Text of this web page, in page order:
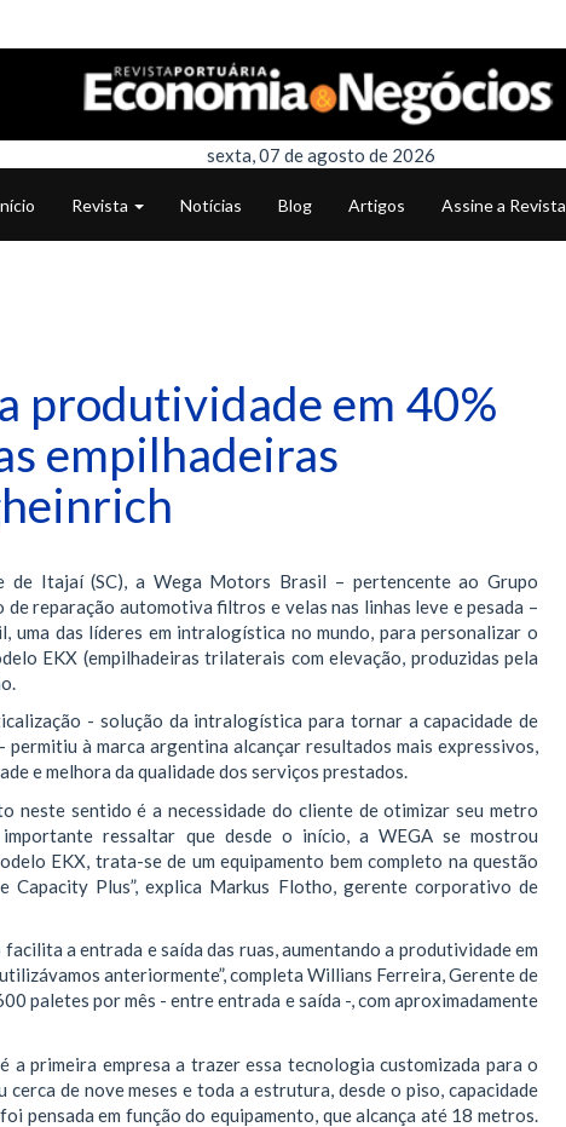
sexta, 07 de agosto de 2026
Revista Notícias Blog Artigos Assine a Revista
produtividade em 40%
empilhadeiras
de Itajaí (SC), a Wega Motors Brasil – pertencente ao Grupo
reparação automotiva filtros e velas nas linhas leve e pesada –
uma das líderes em intralogística no mundo, para personalizar o
EKX (empilhadeiras trilaterais com elevação, produzidas pela
- solução da intralogística para tornar a capacidade de
à marca argentina alcançar resultados mais expressivos,
e melhora da qualidade dos serviços prestados.
neste sentido é a necessidade do cliente de otimizar seu metro
ressaltar que desde o início, a WEGA se mostrou
EKX, trata-se de um equipamento bem completo na questão
Capacity Plus”, explica Markus Flotho, gerente corporativo de
a entrada e saída das ruas, aumentando a produtividade em
anteriormente”, completa Willians Ferreira, Gerente de
paletes por mês - entre entrada e saída -, com aproximadamente
a primeira empresa a trazer essa tecnologia customizada para o
de nove meses e toda a estrutura, desde o piso, capacidade
pensada em função do equipamento, que alcança até 18 metros.